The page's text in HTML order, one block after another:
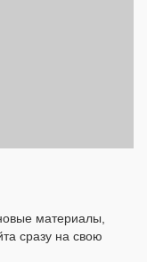
материалы,
сразу на свою